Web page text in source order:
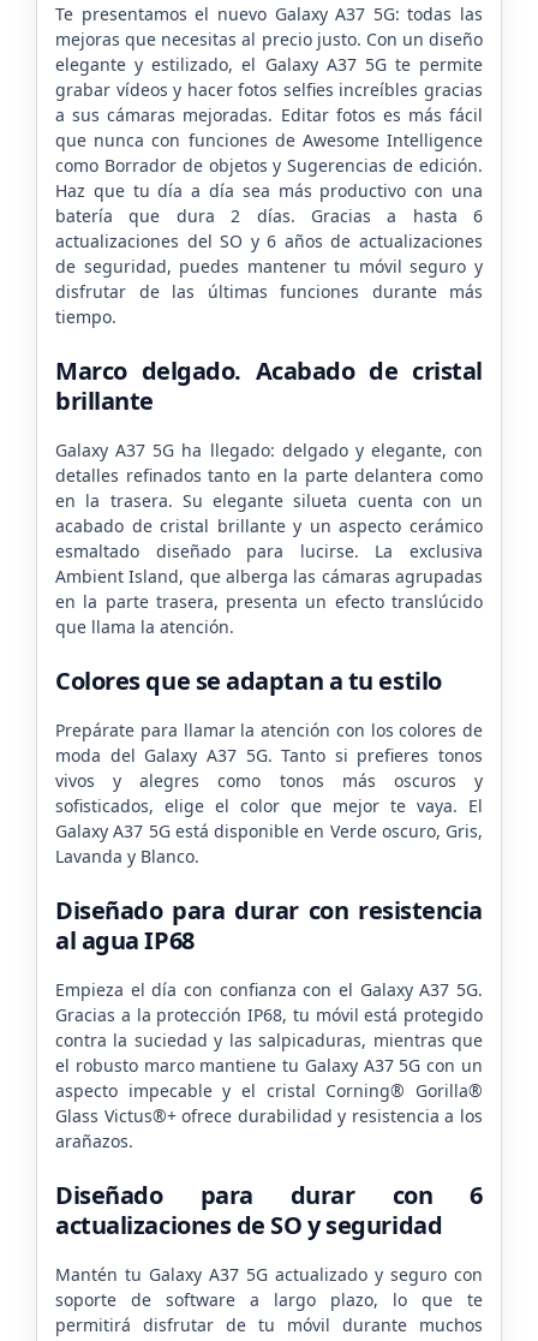
Te presentamos el nuevo Galaxy A37 5G: todas las
mejoras que necesitas al precio justo. Con un diseño
elegante y estilizado, el Galaxy A37 5G te permite
grabar vídeos y hacer fotos selfies increíbles gracias
a sus cámaras mejoradas. Editar fotos es más fácil
que nunca con funciones de Awesome Intelligence
como Borrador de objetos y Sugerencias de edición.
Haz que tu día a día sea más productivo con una
batería que dura 2 días. Gracias a hasta 6
actualizaciones del SO y 6 años de actualizaciones
de seguridad, puedes mantener tu móvil seguro y
disfrutar de las últimas funciones durante más
tiempo.
Marco delgado. Acabado de cristal
brillante
Galaxy A37 5G ha llegado: delgado y elegante, con
detalles refinados tanto en la parte delantera como
en la trasera. Su elegante silueta cuenta con un
acabado de cristal brillante y un aspecto cerámico
esmaltado diseñado para lucirse. La exclusiva
Ambient Island, que alberga las cámaras agrupadas
en la parte trasera, presenta un efecto translúcido
que llama la atención.
Colores que se adaptan a tu estilo
Prepárate para llamar la atención con los colores de
moda del Galaxy A37 5G. Tanto si prefieres tonos
vivos y alegres como tonos más oscuros y
sofisticados, elige el color que mejor te vaya. El
Galaxy A37 5G está disponible en Verde oscuro, Gris,
Lavanda y Blanco.
Diseñado para durar con resistencia
al agua IP68
Empieza el día con confianza con el Galaxy A37 5G.
Gracias a la protección IP68, tu móvil está protegido
contra la suciedad y las salpicaduras, mientras que
el robusto marco mantiene tu Galaxy A37 5G con un
aspecto impecable y el cristal Corning® Gorilla®
Glass Victus®+ ofrece durabilidad y resistencia a los
arañazos.
Diseñado para durar con 6
actualizaciones de SO y seguridad
Mantén tu Galaxy A37 5G actualizado y seguro con
soporte de software a largo plazo, lo que te
permitirá disfrutar de tu móvil durante muchos